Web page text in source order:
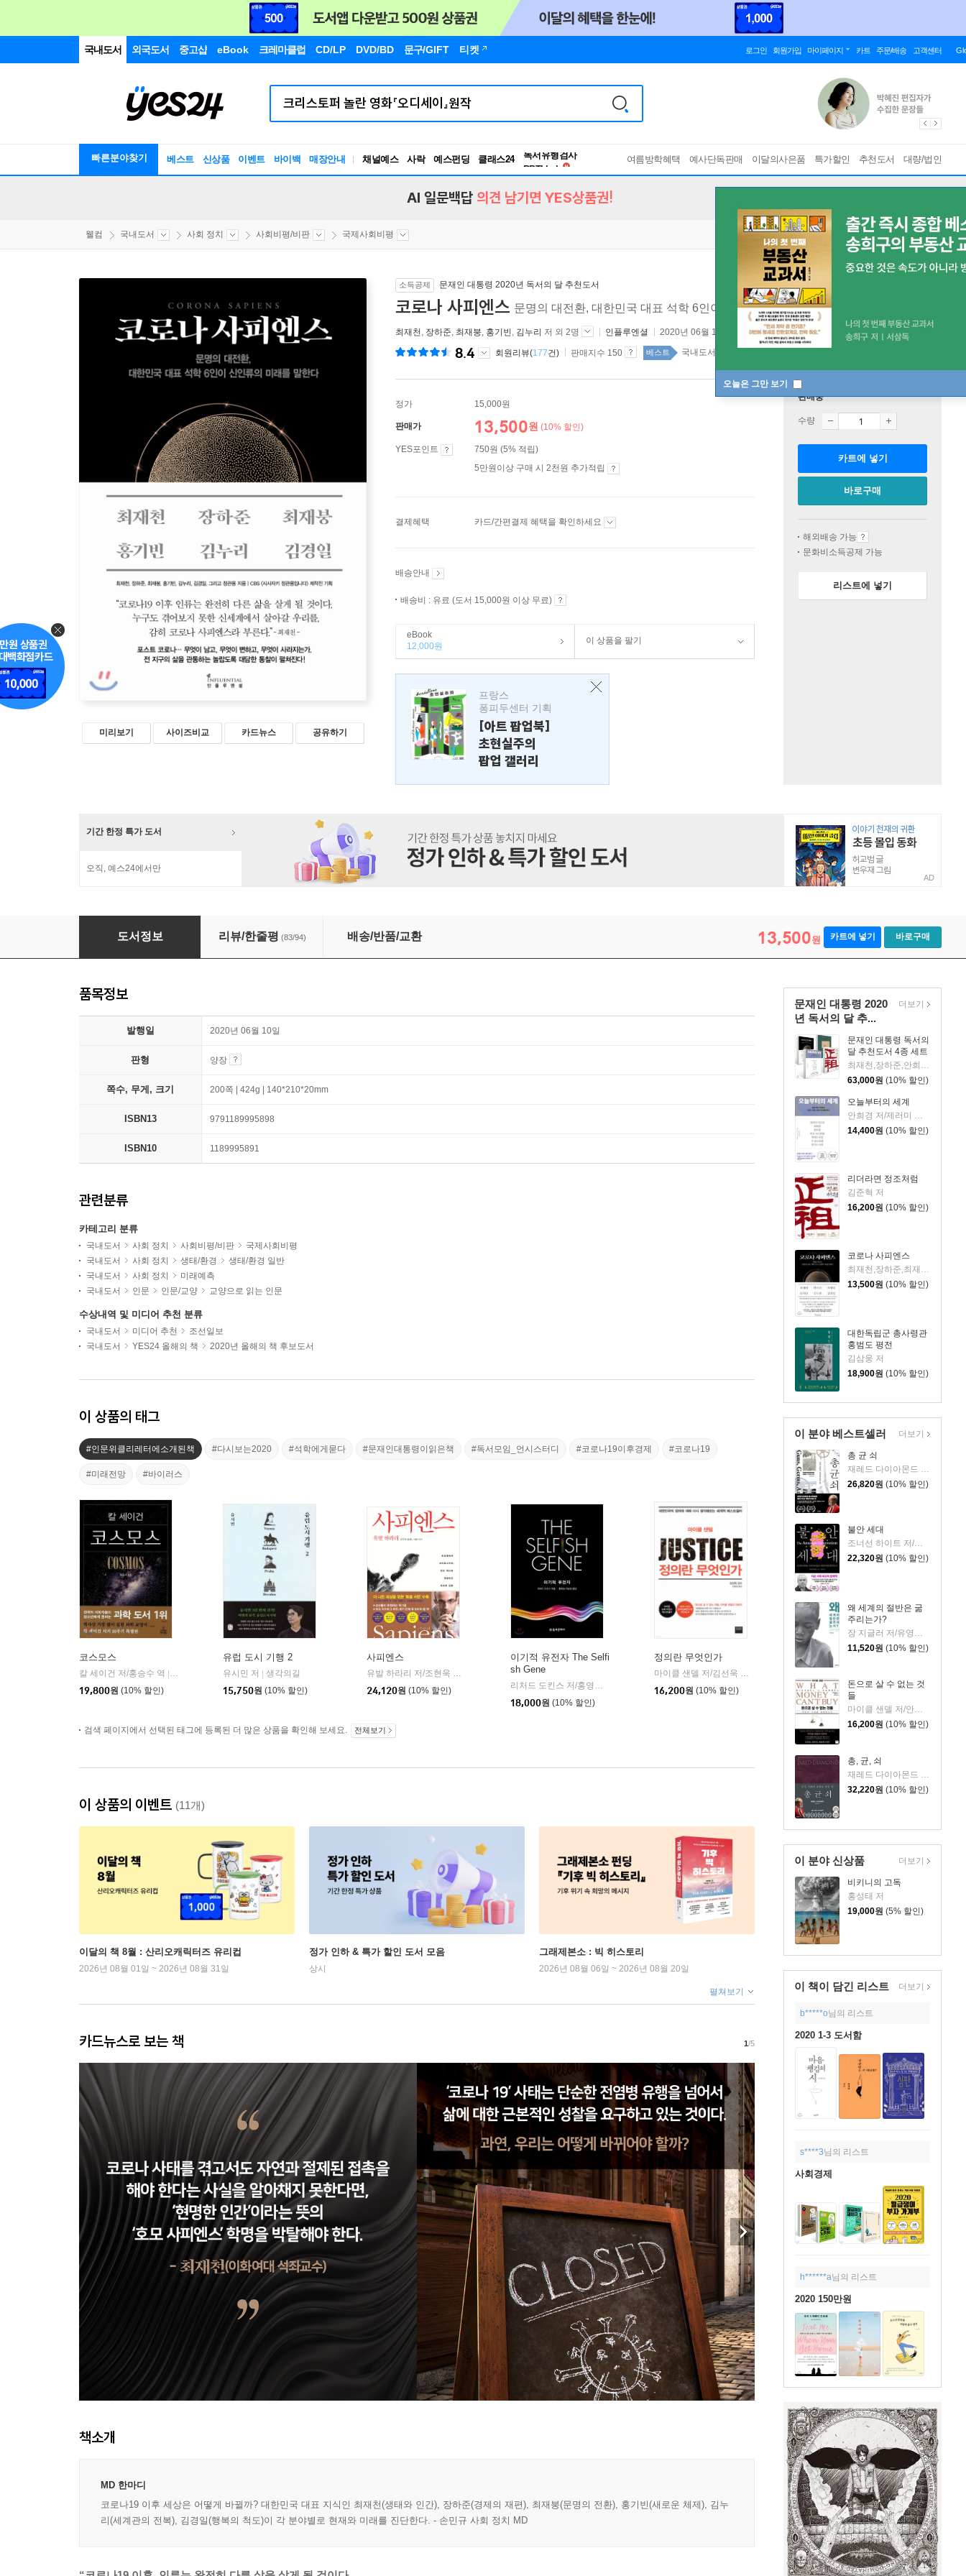
국내도서 외국도서 중고샵 eBook 크레마클럽 CD/LP DVD/BD 문구/GIFT 티켓 로그인 회원가입 마이페이지 카트 주문/배송 고객센터
빠른분야찾기 베스트 신상품 이벤트 바이백 매장안내 채널예스 사락 예스펀딩 클래스24
RBTI Lab
독서유형검사
여름방학혜택 예사단독판매 이달의사은품 특가할인 추천도서 대량/법인
오늘은 그만 보기
AI 일문백답 의견 남기면 YES상품권!
웰컴 국내도서 사회 정치 사회비평/비판 국제사회비평
미리보기 사이즈비교 카드뉴스 공유하기
소득공제 문재인 대통령 2020년 독서의 달 추천도서
코로나 사피엔스 문명의 대전환, 대한민국 대표 석학 6인이 신인류의 미래를 말한다
최재천 , 장하준, 최재붕, 홍기빈 , 김누리 저 외 2명 인플루엔셜 2020년 06월 10일
8.4 회원리뷰(177건) 판매지수 150 베스트 국내도서 top20 2주
정가 15,000원
판매가 13,500원 (10% 할인)
YES포인트
750원 (5% 적립)
5만원이상 구매 시 2천원 추가적립
결제혜택 카드/간편결제 혜택을 확인하세요
배송안내
배송비 : 유료 (도서 15,000원 이상 무료)
eBook
12,000원
이 상품을 팔기
프랑스
퐁피두센터 기획
[아트 팝업북]
초현실주의
팝업 갤러리
판매중
수량
카트에 넣기
바로구매
해외배송 가능
문화비소득공제 가능
리스트에 넣기
기간 한정 특가 도서
오직, 예스24에서만
AD
코로나 사피엔스
도서정보 리뷰/한줄평 (83/94) 배송/반품/교환 13,500원 카트에 넣기 바로구매
문재인 대통령 2020
년 독서의 달 추...
문재인 대통령 독서의
달 추천도서 4종 세트
최재천,장하준,안희경,제러미 리프킨,김준혁,김삼웅 등저
63,000원 (10% 할인)
오늘부터의 세계
안희경 저/제러미 리프킨 외 인터뷰
14,400원 (10% 할인)
리더라면 정조처럼
김준혁 저
16,200원 (10% 할인)
코로나 사피엔스
최재천,장하준,최재붕,홍기빈,김누리,김경일,정관용 저/CBS 〈시사자키 정관용입니다〉 제작진 기획
13,500원 (10% 할인)
대한독립군 총사령관
홍범도 평전
김삼웅 저
18,900원 (10% 할인)
더보기
이 분야 베스트셀러
총 균 쇠
26,820원 (10% 할인)
불안 세대
조너선 하이트 저/이충호 역
22,320원 (10% 할인)
왜 세계의 절반은 굶
주리는가?
11,520원 (10% 할인)
돈으로 살 수 없는 것
들
마이클 샌델 저/안기순 역/김선욱 감수
16,200원 (10% 할인)
총, 균, 쇠
32,220원 (10% 할인)
더보기
이 분야 신상품
비키니의 고독
홍성태 저
19,000원 (5% 할인)
더보기
이 책이 담긴 리스트 더보기
b*****o님의 리스트
2020 1-3 도서함
s****3님의 리스트
사회경제
h******a님의 리스트
2020 150만원
품목정보
발행일 2020년 06월 10일
판형 양장
쪽수, 무게, 크기 200쪽 | 424g | 140*210*20mm
ISBN13 9791189995898
ISBN10 1189995891
관련분류
카테고리 분류
국내도서 사회 정치 사회비평/비판
국제사회비평
국내도서
사회 정치 생태/환경
생태/환경 일반
국내도서
사회 정치
미래예측
국내도서
인문 인문/교양 교양으로 읽는 인문
수상내역 및 미디어 추천 분류
국내도서 미디어 추천
조선일보
국내도서
YES24 올해의 책 2020년 올해의 책 후보도서
이 상품의 태그
#인문위클리레터에소개된책 #다시보는2020 #석학에게묻다 #문재인대통령이읽은책 #독서모임_언시스터디 #코로나19이후경제 #코로나19
#미래전망 #바이러스
코스모스
칼 세이건 저/홍승수 역
사이언스북스
19,800원 (10% 할인)
유럽 도시 기행 2
유시민 저
생각의길
15,750원 (10% 할인)
사피엔스
유발 하라리 저/조현욱 역/이태수 감수 | 김영사
24,120원 (10% 할인)
이기적 유전자 The Selfi
sh Gene
리처드 도킨스 저/홍영남,이상임 공역
을유문화사
18,000원 (10% 할인)
정의란 무엇인가
마이클 샌델 저/김선욱 감수/김명철 역
16,200원 (10% 할인)
검색 페이지에서 선택된 태그에 등록된 더 많은 상품을 확인해 보세요. 전체보기
이 상품의 이벤트 (11개)
이달의 책 8월 : 산리오캐릭터즈 유리컵
2026년 08월 01일 ~ 2026년 08월 31일
정가 인하 & 특가 할인 도서 모음
상시
그래제본소 : 빅 히스토리
2026년 08월 06일 ~ 2026년 08월 20일
펼쳐보기
카드뉴스로 보는 책 1/5
책소개
MD 한마디
코로나19 이후 세상은 어떻게 바뀔까? 대한민국 대표 지식인 최재천(생태와 인간), 장하준(경제의 재편), 최재붕(문명의 전환), 홍기빈(새로운 체제), 김누
리(세계관의 전복), 김경일(행복의 척도)이 각 분야별로 현재와 미래를 진단한다. - 손민규 사회 정치 MD